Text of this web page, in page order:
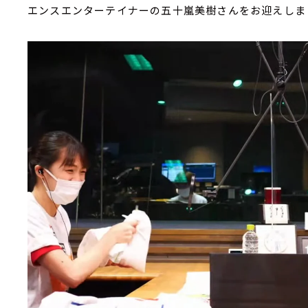
エンスエンターテイナーの五十嵐美樹さんをお迎えしま